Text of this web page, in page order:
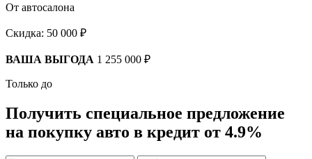
От автосалона
Скидка: 50 000 ₽
ВАША ВЫГОДА 1 255 000 ₽
Только до
Получить специальное предложение
на покупку авто в кредит от 4.9%